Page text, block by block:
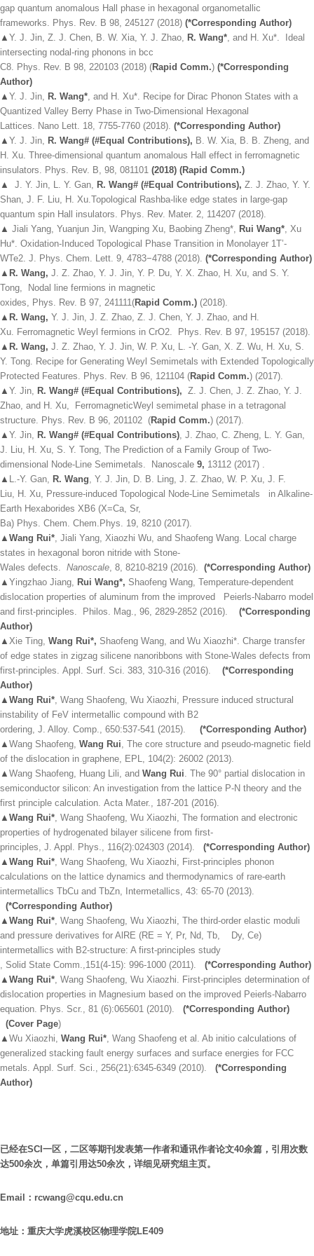
gap quantum anomalous Hall phase in hexagonal organometallic
frameworks.
Phys. Rev. B 98, 245127 (2018) (*Corresponding Author)
▲ Y. J. Jin, Z. J. Chen, B. W. Xia, Y. J. Zhao, R. Wang* , and H. Xu*. Ideal
intersecting nodal-ring phonons in bcc
C8.
Phys. Rev. B 98, 220103 (2018) (Rapid Comm.) (*Corresponding
Author)
▲ Y. J. Jin, R. Wang* , and H. Xu*. Recipe for Dirac Phonon States with a
Quantized Valley Berry Phase in Two-Dimensional Hexagonal
Lattices.
Nano Lett. 18, 7755-7760 (2018) (*Corresponding Author)
▲ Y. J. Jin, R. Wang# (#Equal Contributions), B. W. Xia, B. B. Zheng, and
H. Xu. Three-dimensional quantum anomalous Hall effect in ferromagnetic
insulators.
Phys. Rev. B, 98, 081101 (2018) (Rapid Comm.)
▲
J. Y. Jin, L. Y. Gan, R. Wang# (#Equal Contributions), Z. J. Zhao, Y. Y.
Shan, J. F. Liu, H. Xu.Topological Rashba-like edge states in large-gap
quantum spin Hall insulators.
Phys. Rev. Mater. 2, 114207 (2018)
▲ Jiali Yang, Yuanjun Jin, Wangping Xu, Baobing Zheng*, Rui Wang* , Xu
Hu*. Oxidation-Induced Topological Phase Transition in Monolayer 1T’-
WTe2. J. Phys. Chem. Lett. 9, 4783−4788 (2018) (*Corresponding Author)
▲ R. Wang, J. Z. Zhao, Y. J. Jin, Y. P. Du, Y. X. Zhao, H. Xu, and S. Y.
Tong, Nodal line fermions in magnetic
oxides,
Phys. Rev. B 97, 241111(Rapid Comm.) (2018)
▲ R. Wang, Y. J. Jin, J. Z. Zhao, Z. J. Chen, Y. J. Zhao, and H.
Xu. Ferromagnetic Weyl fermions in CrO2.
Phys. Rev. B 97, 195157 (2018)
▲ R. Wang, J. Z. Zhao, Y. J. Jin, W. P. Xu, L. -Y. Gan, X. Z. Wu, H. Xu, S.
Y. Tong. Recipe for Generating Weyl Semimetals with Extended Topologically
Protected Features.
Phys. Rev. B 96, 121104 (Rapid Comm.) (2017).
▲ Y. Jin, R. Wang# (#Equal Contributions), Z. J. Chen, J. Z. Zhao, Y. J.
Zhao, and H. Xu, FerromagneticWeyl semimetal phase in a tetragonal
structure.
Phys. Rev. B 96, 201102 (Rapid Comm.) (2017)
▲ Y. Jin, R. Wang# (#Equal Contributions) , J. Zhao, C. Zheng, L. Y. Gan,
J. Liu, H. Xu, S. Y. Tong, The Prediction of a Family Group of Two-
dimensional Node-Line Semimetals.
Nanoscale 9, 13112 (2017)
▲
L.-Y. Gan, R. Wang , Y. J. Jin, D. B. Ling, J. Z. Zhao, W. P. Xu, J. F.
Liu, H. Xu, Pressure-induced Topological Node-Line Semimetals in Alkaline-
Earth Hexaborides XB6 (X=Ca, Sr,
Ba) Phys. Chem. Chem.Phys. 19, 8210 (2017)
▲ Wang Rui* , Jiali Yang, Xiaozhi Wu, and Shaofeng Wang. Local charge
states in hexagonal boron nitride with Stone-
Wales defects. Nanoscale , 8, 8210-8219 (2016).
(*Corresponding Author)
▲ Yingzhao Jiang, Rui Wang*, Shaofeng Wang, Temperature-dependent
dislocation properties of aluminum from the improved Peierls-Nabarro model
and first-principles.
Philos. Mag., 96, 2829-2852 (2016).
(*Corresponding
Author)
▲ Xie Ting, Wang Rui*, Shaofeng Wang, and Wu Xiaozhi*. Charge transfer
of edge states in zigzag silicene nanoribbons with Stone-Wales defects from
first-principles. Appl. Surf. Sci. 383, 310-316 (2016).
(*Corresponding
Author)
▲ Wang Rui* , Wang Shaofeng, Wu Xiaozhi, Pressure induced structural
instability of FeV intermetallic compound with B2
ordering, J. Alloy. Comp., 650:537-541 (2015).
(*Corresponding Author)
▲ Wang Shaofeng, Wang Rui , The core structure and pseudo-magnetic field
of the dislocation in graphene,
EPL, 104(2): 26002 (2013).
▲ Wang Shaofeng, Huang Lili, and Wang Rui . The 90° partial dislocation in
semiconductor silicon: An investigation from the lattice P-N theory and the
first principle calculation. Acta Mater., 187-201 (2016)
▲ Wang Rui* , Wang Shaofeng, Wu Xiaozhi, The formation and electronic
properties of hydrogenated bilayer silicene from first-
principles, J. Appl. Phys., 116(2):024303 (2014).
(*Corresponding Author)
▲ Wang Rui* , Wang Shaofeng, Wu Xiaozhi, First-principles phonon
calculations on the lattice dynamics and thermodynamics of rare-earth
intermetallics TbCu and TbZn,
Intermetallics, 43: 65-70 (2013).
(*Corresponding Author)
▲ Wang Rui* , Wang Shaofeng, Wu Xiaozhi, The third-order elastic moduli
and pressure derivatives for AlRE (RE = Y, Pr, Nd, Tb, Dy, Ce)
intermetallics with B2-structure: A first-principles study
Solid State Comm.,151(4-15): 996-1000 (2011).
(*Corresponding Author)
▲ Wang Rui* , Wang Shaofeng, Wu Xiaozhi. First-principles determination of
dislocation properties in Magnesium based on the improved Peierls-Nabarro
equation.
Phys. Scr., 81 (6):065601 (2010).
(*Corresponding Author)
(Cover Page)
▲ Wu Xiaozhi, Wang Rui* , Wang Shaofeng et al. Ab initio calculations of
generalized stacking fault energy surfaces and surface energies for FCC
metals. Appl. Surf. Sci., 256(21):6345-6349 (2010).
(*Corresponding
Author)
已经在SCI一区，二区等期刊发表第一作者和通讯作者论文40余篇，引用次数
达500余次，单篇引用达50余次，详细见研究组主页。
Email ：rcwang@cqu.edu.cn
地址：重庆大学虎溪校区物理学院LE409